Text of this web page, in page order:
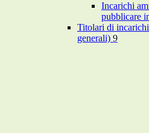
Incarichi
pubblicare
Titolari di
generali) 9